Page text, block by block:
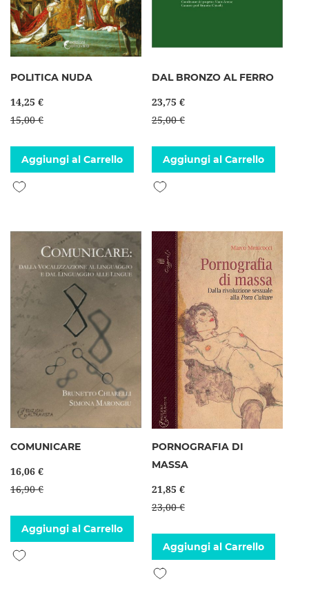
POLITICA NUDA
14,25 €
15,00 €
Aggiungi al Carrello
Aggiungi alla lista desideri
DAL BRONZO AL FERRO
23,75 €
25,00 €
Aggiungi al Carrello
Aggiungi alla lista desideri
COMUNICARE
16,06 €
16,90 €
Aggiungi al Carrello
Aggiungi alla lista desideri
PORNOGRAFIA DI
MASSA
21,85 €
23,00 €
Aggiungi al Carrello
Aggiungi alla lista desideri